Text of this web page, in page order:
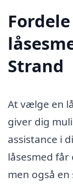
Strand
At vælge en
giver dig
assistance i
låsesmed
men også